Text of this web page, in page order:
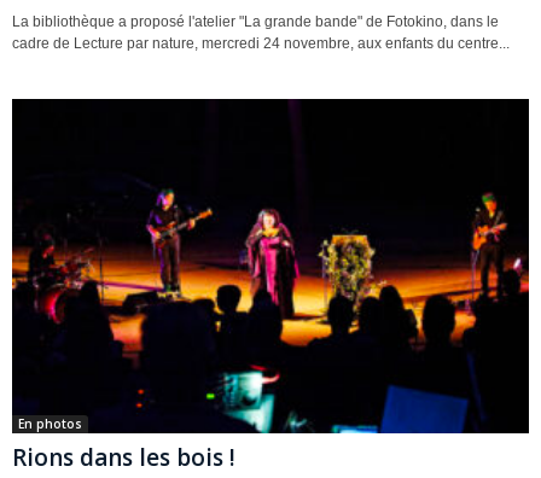
La bibliothèque a proposé l'atelier "La grande bande" de Fotokino, dans le
cadre de Lecture par nature, mercredi 24 novembre, aux enfants du centre...
En photos
Rions dans les bois !